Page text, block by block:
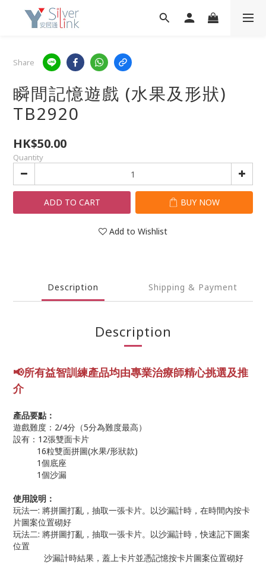
Share
瞬間記憶遊戲 (水果及形狀)
TB2920
HK$50.00
Quantity
ADD TO CART BUY NOW
Add to Wishlist
Description Shipping & Payment
Description
📢所有益智訓練產品均由專業治療師精心挑選及推
介
產品要點：
遊戲難度：2/4分（5分為難度最高）
設有：12張雙面卡片
16粒雙面拼圖(水果/形狀款)
1個底座
1個沙漏
使用說明：
玩法一: 將拼圖打亂，抽取一張卡片。以沙漏計時，在時間內按卡
片圖案位置砌好
玩法二: 將拼圖打亂，抽取一張卡片。以沙漏計時，快速記下圖案
位置
沙漏計時結果，蓋上卡片並憑記憶按卡片圖案位置砌好